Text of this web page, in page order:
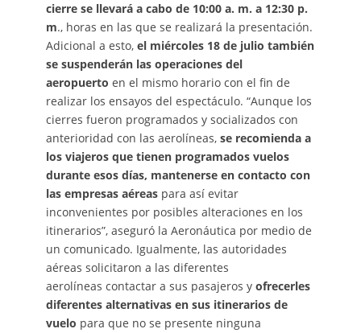
cierre se llevará a cabo de 10:00 a. m. a 12:30 p.
m., horas en las que se realizará la presentación.
Adicional a esto, el miércoles 18 de julio también
se suspenderán las operaciones del
aeropuerto en el mismo horario con el fin de
realizar los ensayos del espectáculo. “Aunque los
cierres fueron programados y socializados con
anterioridad con las aerolíneas,se recomienda a
los viajeros que tienen programados vuelos
durante esos días, mantenerse en contacto con
las empresas aéreaspara así evitar
inconvenientes por posibles alteraciones en los
itinerarios”, aseguró la Aeronáutica por medio de
un comunicado. Igualmente, las autoridades
aéreas solicitaron a las diferentes
aerolíneas contactar a sus pasajeros y ofrecerles
diferentes alternativas en sus itinerarios de
vuelo para que no se presente ninguna